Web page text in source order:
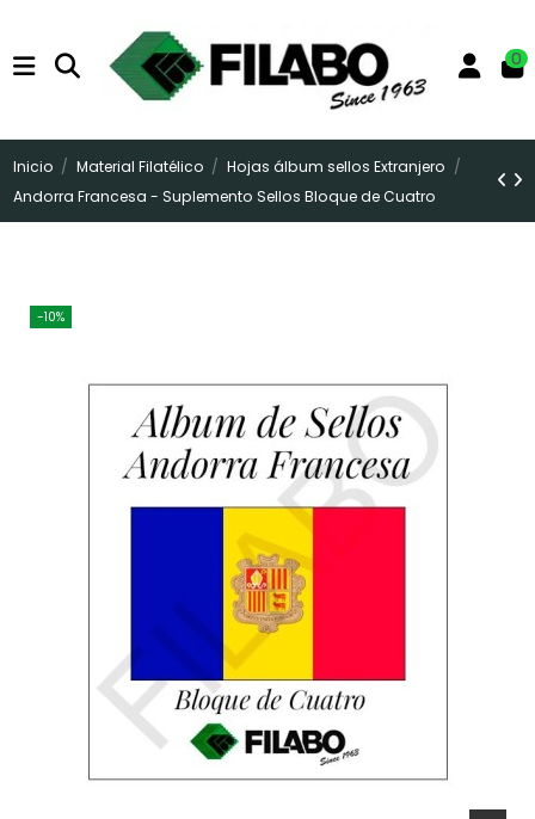
0
Inicio Material Filatélico
Hojas álbum sellos Extranjero
Andorra Francesa - Suplemento Sellos Bloque de Cuatro
-10%